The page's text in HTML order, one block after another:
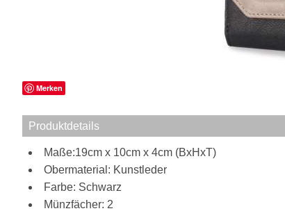
Merken
Produktdetails
Maße:19cm x 10cm x 4cm (BxHxT)
Obermaterial: Kunstleder
Farbe: Schwarz
Münzfächer: 2